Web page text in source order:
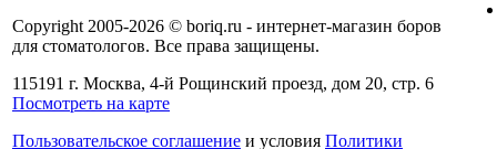
Copyright 2005-2026 © boriq.ru - интернет-магазин боров
для стоматологов. Все права защищены.
115191 г. Москва, 4-й Рощинский проезд, дом 20, стр. 6
Посмотреть на карте
Пользовательское соглашение и условия Политики